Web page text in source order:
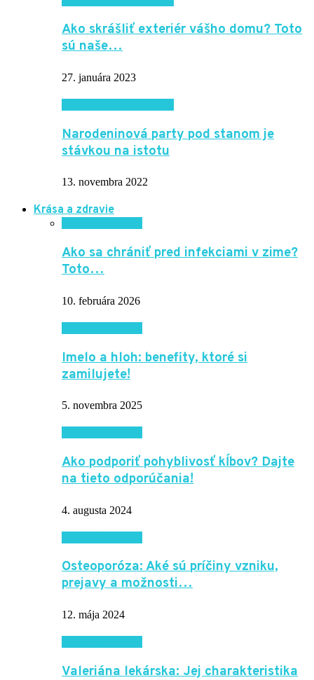
Ako skrášliť exteriér vášho domu? Toto
sú naše…
27. januára 2023
Narodeninová party pod stanom je
stávkou na istotu
13. novembra 2022
Krása a zdravie
Ako sa chrániť pred infekciami v zime?
Toto…
10. februára 2026
Imelo a hloh: benefity, ktoré si
zamilujete!
5. novembra 2025
Ako podporiť pohyblivosť kĺbov? Dajte
na tieto odporúčania!
4. augusta 2024
Osteoporóza: Aké sú príčiny vzniku,
prejavy a možnosti…
12. mája 2024
Valeriána lekárska: Jej charakteristika